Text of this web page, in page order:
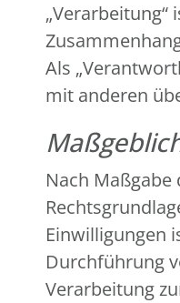
Als
mit anderen
Nach
Einwilligungen
Durchführung
Verarbeitung